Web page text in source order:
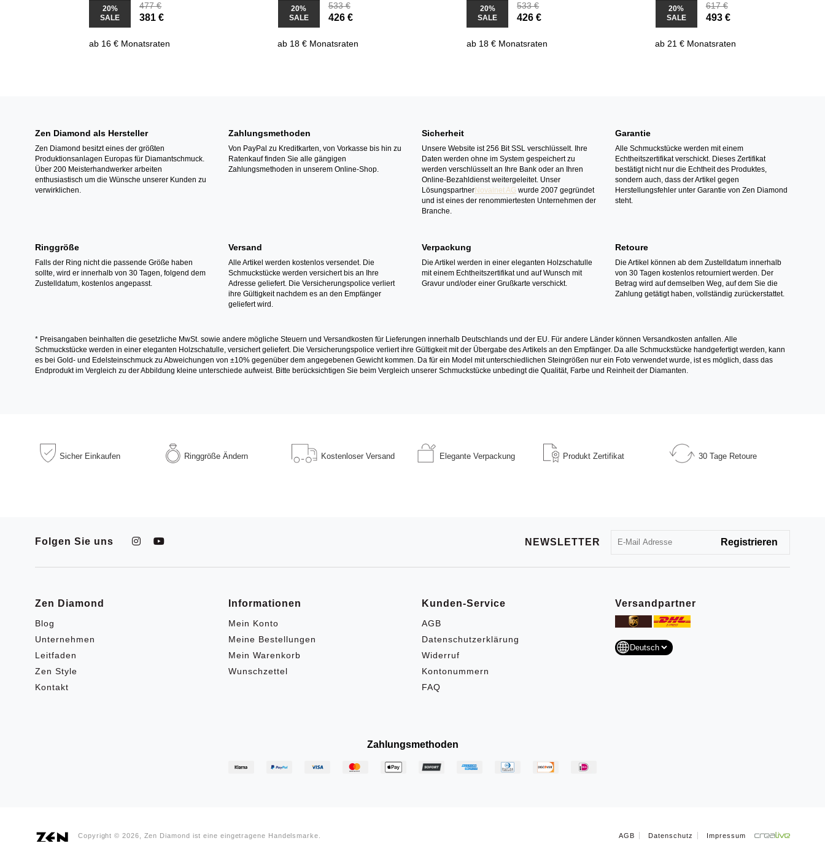
20%
SALE
477 €
381 €
ab 16 € Monatsraten
20%
SALE
533 €
426 €
ab 18 € Monatsraten
20%
SALE
533 €
426 €
ab 18 € Monatsraten
20%
SALE
617 €
493 €
ab 21 € Monatsraten
Zen Diamond als Hersteller
Zen Diamond besitzt eines der größten
Produktionsanlagen Europas für Diamantschmuck.
Über 200 Meisterhandwerker arbeiten
enthusiastisch um die Wünsche unserer Kunden zu
verwirklichen.
Zahlungsmethoden
Von PayPal zu Kreditkarten, von Vorkasse bis hin zu
Ratenkauf finden Sie alle gängigen
Zahlungsmethoden in unserem Online-Shop.
Sicherheit
Unsere Website ist 256 Bit SSL verschlüsselt. Ihre
Daten werden ohne im System gespeichert zu
werden verschlüsselt an Ihre Bank oder an Ihren
Online-Bezahldienst weitergeleitet. Unser
LösungspartnerNovalnet AG wurde 2007 gegründet
und ist eines der renommiertesten Unternehmen der
Branche.
Garantie
Alle Schmuckstücke werden mit einem
Echtheitszertifikat verschickt. Dieses Zertifikat
bestätigt nicht nur die Echtheit des Produktes,
sondern auch, dass der Artikel gegen
Herstellungsfehler unter Garantie von Zen Diamond
steht.
Ringgröße
Falls der Ring nicht die passende Größe haben
sollte, wird er innerhalb von 30 Tagen, folgend dem
Zustelldatum, kostenlos angepasst.
Versand
Alle Artikel werden kostenlos versendet. Die
Schmuckstücke werden versichert bis an Ihre
Adresse geliefert. Die Versicherungspolice verliert
ihre Gültigkeit nachdem es an den Empfänger
geliefert wird.
Verpackung
Die Artikel werden in einer eleganten Holzschatulle
mit einem Echtheitszertifikat und auf Wunsch mit
Gravur und/oder einer Grußkarte verschickt.
Retoure
Die Artikel können ab dem Zustelldatum innerhalb
von 30 Tagen kostenlos retourniert werden. Der
Betrag wird auf demselben Weg, auf dem Sie die
Zahlung getätigt haben, vollständig zurückerstattet.
* Preisangaben beinhalten die gesetzliche MwSt. sowie andere mögliche Steuern und Versandkosten für Lieferungen innerhalb Deutschlands und der EU. Für andere Länder können Versandkosten anfallen. Alle
Schmuckstücke werden in einer eleganten Holzschatulle, versichert geliefert. Die Versicherungspolice verliert ihre Gültigkeit mit der Übergabe des Artikels an den Empfänger. Da alle Schmuckstücke handgefertigt werden, kann
es bei Gold- und Edelsteinschmuck zu Abweichungen von ±10% gegenüber dem angegebenen Gewicht kommen. Da für ein Model mit unterschiedlichen Steingrößen nur ein Foto verwendet wurde, ist es möglich, dass das
Endprodukt im Vergleich zu der Abbildung kleine unterschiede aufweist. Bitte berücksichtigen Sie beim Vergleich unserer Schmuckstücke unbedingt die Qualität, Farbe und Reinheit der Diamanten.
Sicher Einkaufen RinggrößeÄndern Kostenloser Versand Elegante Verpackung Produkt Zertifikat 30 Tage Retoure
Folgen Sie uns NEWSLETTER
Zen Diamond
Blog
Unternehmen
Leitfaden
Zen Style
Kontakt
Informationen
Mein Konto
Meine Bestellungen
Mein Warenkorb
Wunschzettel
Kunden-Service
AGB
Datenschutzerklärung
Widerruf
Kontonummern
FAQ
Versandpartner
Zahlungsmethoden
Copyright © 2026, Zen Diamond ist eine eingetragene Handelsmarke. AGB Datenschutz Impressum